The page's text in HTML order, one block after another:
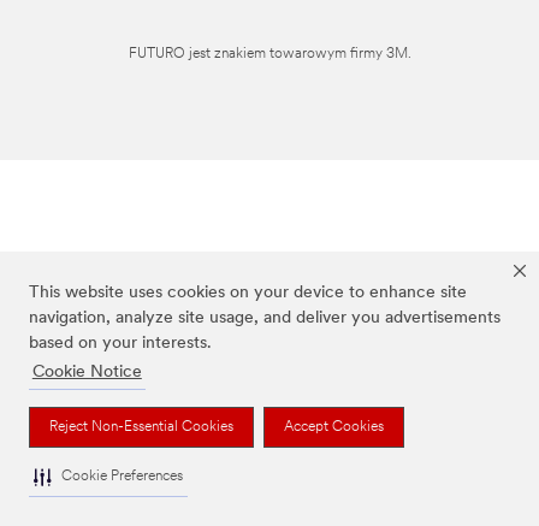
This website uses cookies on your device to enhance site
navigation, analyze site usage, and deliver you advertisements
based on your interests.
Cookie Notice
Reject Non-Essential Cookies Accept Cookies
Cookie Preferences
FUTURO jest znakiem towarowym firmy 3M.